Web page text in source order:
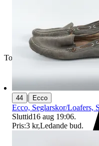
Toppsäljare
44 | Ecco
Ecco, Seglarskor/Loafers,
Sluttid16 aug 19:06.
Pris:3 kr,Ledande bud.